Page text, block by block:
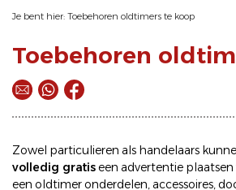
Je bent hier: Toebehoren oldtimers te koop
Toebehoren
Zowel particulieren als handelaars
volledig gratis een advertentie plaatsen
een oldtimer onderdelen, accessoires,